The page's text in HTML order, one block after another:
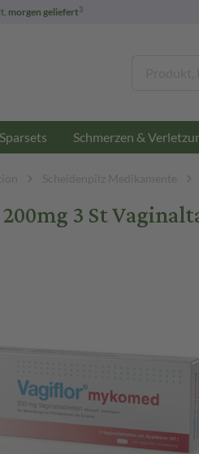
morgen geliefert3
Sparsets Schmerzen &
Scheidenpilz Medikamente
3 St